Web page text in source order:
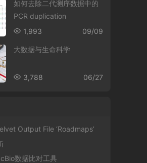
如何去除二代测序数据中的
PCR duplication
09/09
1,993
大数据与生命科学
06/27
3,788
Output File ‘Roadmaps’
数据比对工具